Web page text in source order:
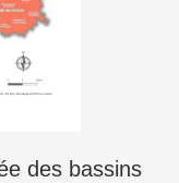
des bassins